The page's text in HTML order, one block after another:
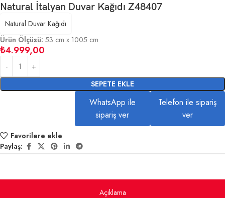
Natural İtalyan Duvar Kağıdı Z48407
Natural Duvar Kağıdı
Ürün Ölçüsü: 53 cm x 1005 cm
₺4.999,00
SEPETE EKLE
WhatsApp ile
sipariş ver
Telefon ile sipariş
ver
Favorilere ekle
Paylaş:
Açıklama